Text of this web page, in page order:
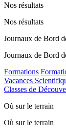
Nos résultats
Nos résultats
Journaux de Bord
Journaux de Bord
Formations
Vacances
Classes de
Où sur le terrain
Où sur le terrain